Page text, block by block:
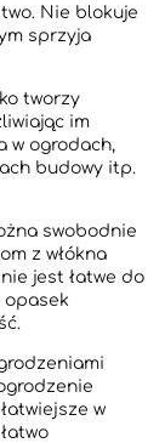
Nie blokuje
sprzyja
tworzy
im
w ogrodach,
budowy itp.
swobodnie
z włókna
jest łatwe do
opasek
w